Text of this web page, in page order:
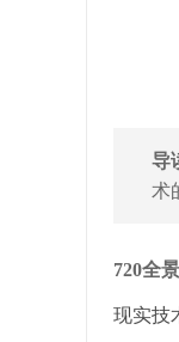
导
术
720全景
现实技